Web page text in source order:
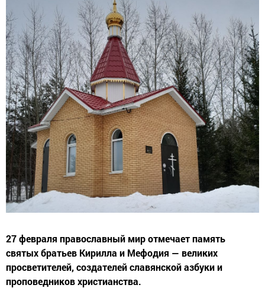
27 февраля православный мир отмечает память
святых братьев Кирилла и Мефодия — великих
просветителей, создателей славянской азбуки и
проповедников христианства.